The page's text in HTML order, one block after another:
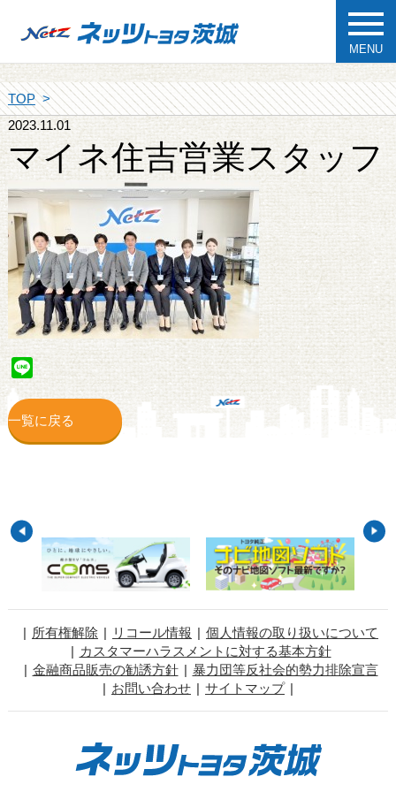
MENU
TOP
2023.11.01
マイネ住吉営業スタッフ
Line
一覧に戻る
所有権解除 リコール情報
個人情報の取り扱いについて
カスタマーハラスメントに対する基本方針
金融商品販売の勧誘方針
暴力団等反社会的勢力排除宣言
お問い合わせ
サイトマップ